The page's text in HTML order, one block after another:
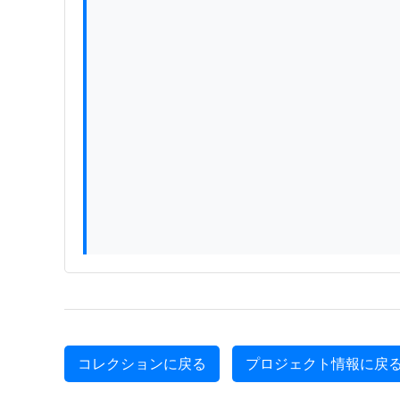
コレクションに戻る プロジェクト情報に戻